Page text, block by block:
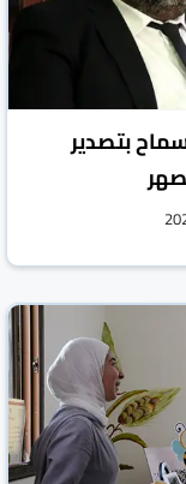
بتصدير